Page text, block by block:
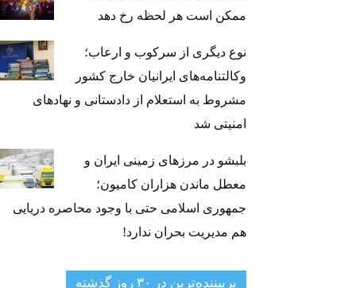
ممکن است هر لحظه رخ دهد
نوع دیگری از سرکوب و ارعاب؛
وکالتنامه‌های ایرانیان خارج کشور
مشروط به استعلام از دادستانی و نهادهای
امنیتی شد
بلبشو در مرزهای زمینی ایران و
معطل ماندن هزاران کامیون؛
جمهوری اسلامی حتی با وجود محاصره دریایی
هم مدیریت بحران ندارد!
پربیننده‌ترین‌ در ۳۰ روز گذشته